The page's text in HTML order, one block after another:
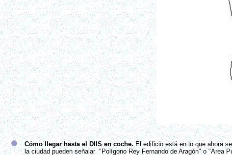
Cómo llegar hasta el DIIS en coche.El edificio está en lo que ahora
la ciudad pueden señalar "Polígono Rey Fernando de Aragón" o "Area